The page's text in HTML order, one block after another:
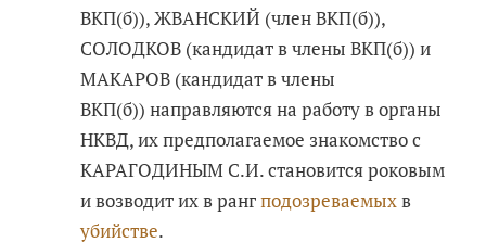
ВКП(б)), ЖВАНСКИЙ (член ВКП(б)),
СОЛОДКОВ (кандидат в члены ВКП(б)) и
МАКАРОВ (кандидат в члены
ВКП(б)) направляются на работу в органы
НКВД, их предполагаемое знакомство с
КАРАГОДИНЫМ С.И. становится роковым
и возводит их в рангподозреваемыхв
убийстве.